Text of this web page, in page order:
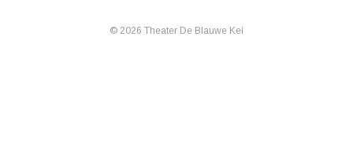
© 2026 Theater De Blauwe Kei